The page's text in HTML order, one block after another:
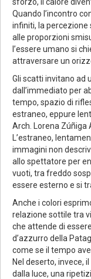
Quando l’incontro
infiniti, la percezione
alle proporzioni
l’essere umano si
attraversare un
Gli scatti invitano ad
dall’immediato per
tempo, spazio di
estraneo, eppure
Arch. Lorena Zúñiga
L’estraneo,
immagini non
allo spettatore per
vuoti, tra freddo
essere esterno e si
Anche i colori
relazione sottile tra
che attende di
d’azzurro della
come se il tempo
Nel deserto, invece,
dalla luce, una